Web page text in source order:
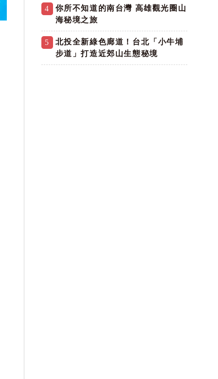
4
你所不知道的南台灣 高雄觀光圈山
海秘境之旅
5
北投全新綠色廊道！台北「小牛埔
步道」打造近郊山生態秘境